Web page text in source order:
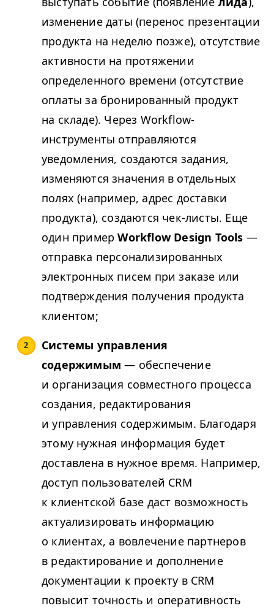
изменение даты (перенос презентации
продукта на неделю позже), отсутствие
активности на протяжении
определенного времени (отсутствие
оплаты за бронированный продукт
на складе). Через Workflow-
инструменты отправляются
уведомления, создаются задания,
изменяются значения в отдельных
полях (например, адрес доставки
продукта), создаются чек-листы. Еще
один примерWorkflow Design Tools —
отправка персонализированных
электронных писем при заказе или
подтверждения получения продукта
клиентом;
Системы управления
содержимым— обеспечение
и организация совместного процесса
создания, редактирования
и управления содержимым. Благодаря
этому нужная информация будет
доставлена в нужное время. Например,
доступ пользователей CRM
к клиентской базе даст возможность
актуализировать информацию
о клиентах, а вовлечение партнеров
в редактирование и дополнение
документации к проекту в CRM
повысит точность и оперативность